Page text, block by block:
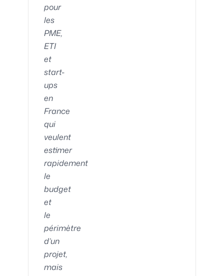
pour
les
PME,
ETI
et
start-
ups
en
France
qui
veulent
estimer
rapidement
le
budget
et
le
périmètre
d’un
projet,
mais